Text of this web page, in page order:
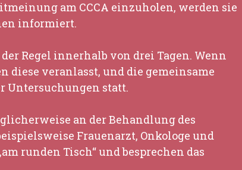
am CCCA einzuholen, werden sie
informiert.
Regel innerhalb von drei Tagen. Wenn
veranlasst, und die gemeinsame
Untersuchungen statt.
an der Behandlung des
Frauenarzt, Onkologe und
runden Tisch“ und besprechen das